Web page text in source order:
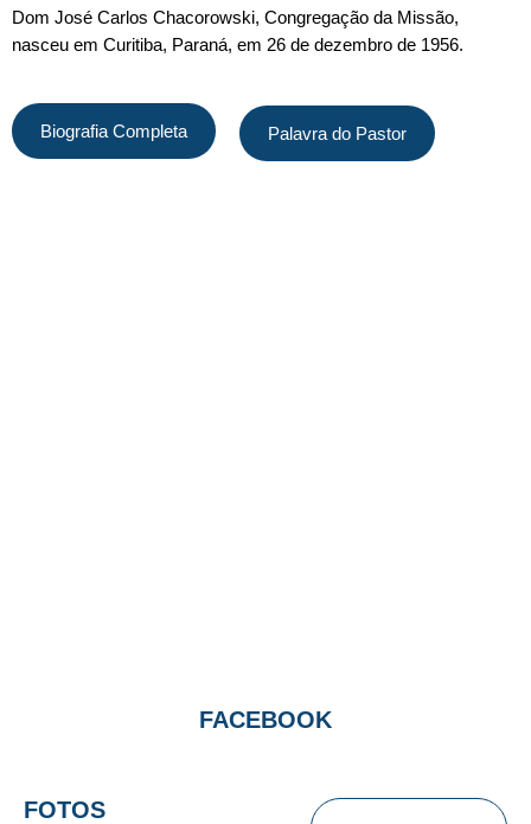
Dom José Carlos Chacorowski, Congregação da Missão,
nasceu em Curitiba, Paraná, em 26 de dezembro de 1956.
Biografia Completa Palavra do Pastor
FACEBOOK
FOTOS